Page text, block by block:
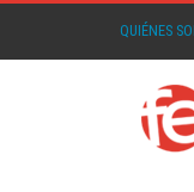
QUIÉNES